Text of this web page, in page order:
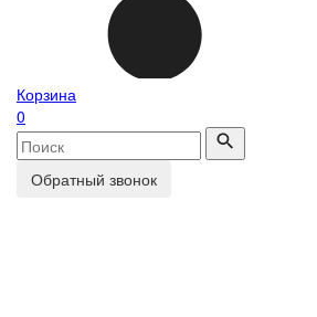
Корзина
0
Обратный звонок